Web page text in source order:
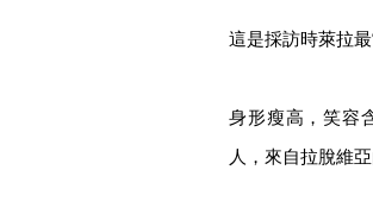
這是採訪時萊拉最
身形瘦高，笑容
人，來自拉脫維